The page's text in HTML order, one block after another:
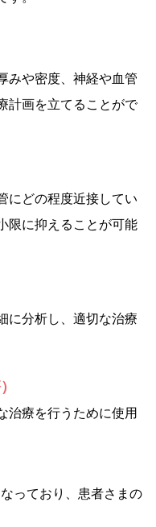
みや密度、神経や血管
計画を立てることがで
にどの程度近接してい
限に抑えることが可能
に分析し、適切な治療
治療を行うために使用
っており、患者さまの